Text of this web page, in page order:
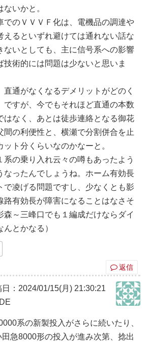
いかと。
でのＶＶＶＦ化は、電機品の調達や
えるといずれ避けては通れない話な
ないとしても、主に信号系への影響
技術的には問題は少ないと思いま
直通がなくなるデメリットがどのく
ですが、今でもそれほど直通の本数
はなく、あとは徒歩連絡となる御花
間の利便性と、横瀬で分割併合を止
ット分くらいなのかなーと。
系の乗り入れ云々の噂もあったよう
なったんでしょうね。ホーム有効長
で凌げる問題ですし、少なくとも影
路有効長が障害になることはなさそ
森～三峰口でも１編成だけならダイ
とかなる）
返信
日：2024/01/15(月) 21:30:21
系の新製投入がさらに続いたり、
急8000形の投入が進み次第、捻出